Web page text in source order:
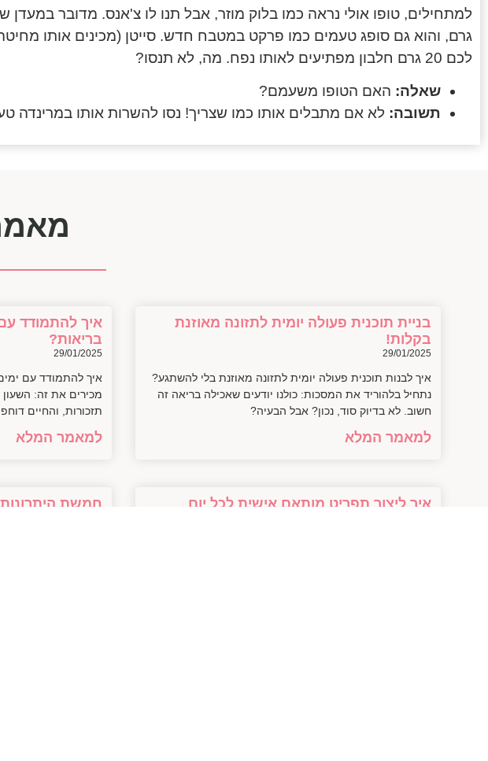
גרם, והוא גם סופג טעמים כמו פרקט במטבח חדש. סייטן (מכינים אותו
לכם 20 גרם חלבון מפתיעים לאותו נפח. מה, לא תנסו?
שאלה: האם הטופו משעמם?
תשובה: לא אם מתבלים אותו כמו שצריך! נסו להשרות אותו במרינדה
בניית תוכנית פעולה יומית לתזונה מאוזנת
בקלות!
29/01/2025
איך לבנות תוכנית פעולה יומית לתזונה מאוזנת בלי להשתגע?
נתחיל בלהוריד את המסכות: כולנו יודעים שאכילה בריאה זה
חשוב. לא בדיוק סוד, נכון? אבל הבעיה?
למאמר המלא
איך להתמודד
בריאות?
29/01/2025
איך להתמודד עם
מכירים את זה:
תזכורות, והחיים
למאמר המלא
איך ליצור תפריט מותאם אישית לכל יום
חמשת